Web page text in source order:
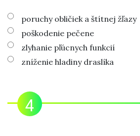
poruchy obličiek a štítnej žľazy
poškodenie pečene
zlyhanie pľúcnych funkcií
zníženie hladiny draslíka